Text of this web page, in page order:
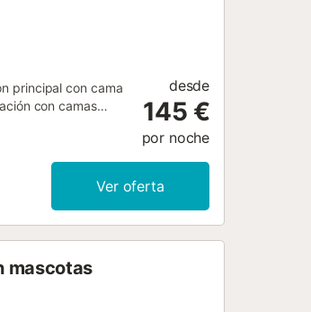
principal con cama
con camas
desde
145 €
por noche
Ver oferta
mascotas